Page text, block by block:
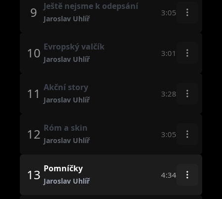
9 Ještě nejsme k odepsání
Jaroslav Uhlíř
3:05
10 Evropský valčík
Jaroslav Uhlíř
3:01
11 Akční story
Jaroslav Uhlíř
3:28
12 Róm a skin
Jaroslav Uhlíř
3:05
13 Pomníčky
Jaroslav Uhlíř
4:34